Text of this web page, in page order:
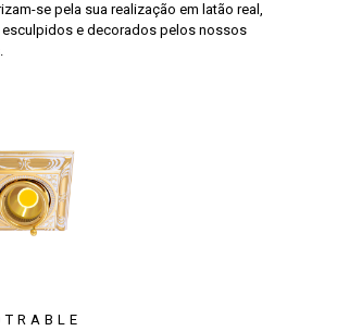
se pela sua realização em latão real,
e decorados pelos nossos